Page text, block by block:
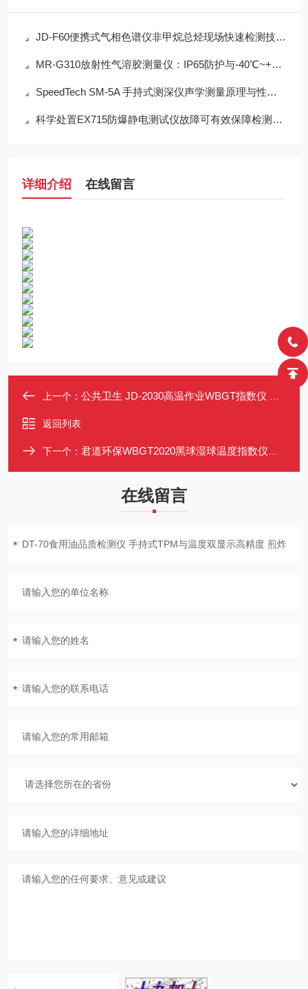
JD-F60便携式气相色谱仪非甲烷总烃现场快速检测技术方案
MR-G310放射性气溶胶测量仪：IP65防护与-40℃~+50℃宽温工作能力
SpeedTech SM-5A 手持式测深仪声学测量原理与性能分析
科学处置EX715防爆静电测试仪故障可有效保障检测工作正常开展
详细介绍 在线留言
上一个： 公共卫生 JD-2030高温作业WBGT指数仪 湿度温度辐射测量 热负荷仪
返回列表
下一个： 君道环保WBGT2020黑球湿球温度指数仪可测试PMV/PPD指标和WBGT值
在线留言